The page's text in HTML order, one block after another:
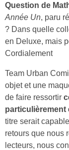
Question de
Année Un, paru
? Dans quelle
en Deluxe, mais
Cordialement
Team Urban
objet et une
de faire ressortir
particulièrement
titre serait
retours que nous
lecteurs, nous